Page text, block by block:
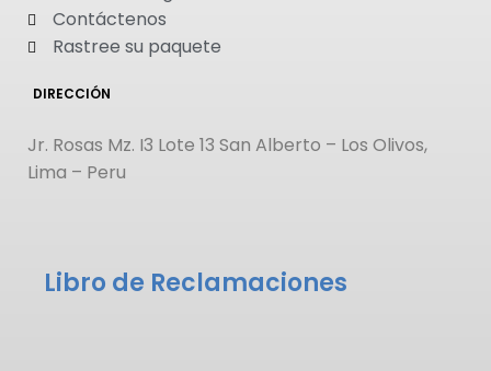
Contáctenos
Rastree su paquete
DIRECCIÓN
Jr. Rosas Mz. I3 Lote 13 San Alberto – Los Olivos,
Lima – Peru
Libro de Reclamaciones